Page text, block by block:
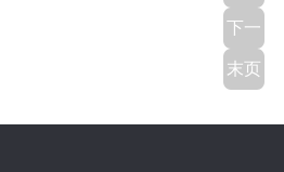
下一
页
末页